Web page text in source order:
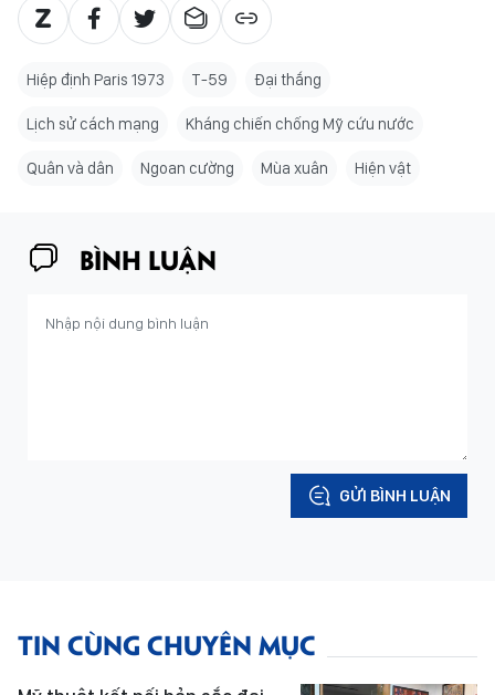
Hiệp định Paris 1973 T-59 Đại thắng
Lịch sử cách mạng Kháng chiến chống Mỹ cứu nước
Quân và dân Ngoan cường Mùa xuân Hiện vật
BÌNH LUẬN
GỬI BÌNH LUẬN
TIN CÙNG CHUYÊN MỤC